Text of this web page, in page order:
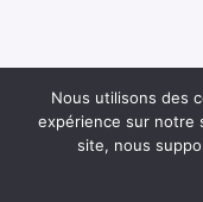
Nous utilisons des
expérience sur notre
site, nous